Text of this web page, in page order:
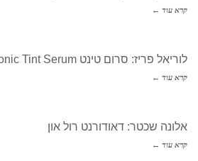
קרא עוד ←
לוריאל פריז: סרום טינט Hyaluronic Tint Serum
קרא עוד ←
אלונה שכטר: דאודורנט רול און
קרא עוד ←